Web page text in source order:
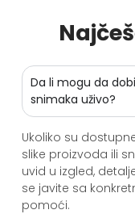
Da li mogu da
snimaka uživo?
Ukoliko su
slike proizvoda ili
uvid u izgled,
se javite sa
pomoći.